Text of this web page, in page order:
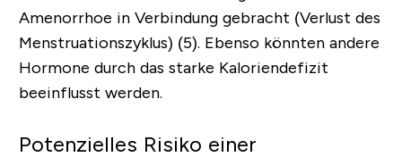
Amenorrhoe in Verbindung gebracht (Verlust des
Menstruationszyklus) (5). Ebenso könnten andere
Hormone durch das starke Kaloriendefizit
beeinflusst werden.
Potenzielles Risiko einer